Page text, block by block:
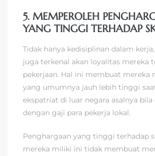
5. MEMPEROLEH
YANG TINGGI TERHADAP
Tidak hanya kedisiplinan dalam
juga terkenal akan loyalitas mereka
pekerjaan. Hal ini membuat mereka
yang umumnya jauh lebih tinggi
ekspatriat di luar negara asalnya
dengan gaji para pekerja lokal.
Penghargaan yang tinggi terhadap
mereka miliki ini tidak membuat